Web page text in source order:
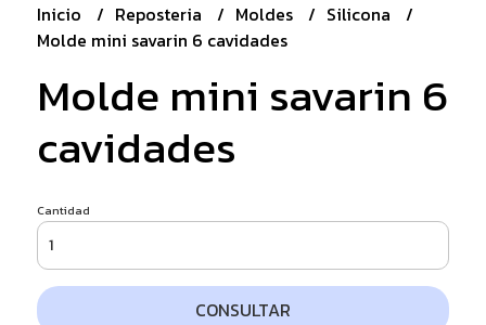
Inicio Reposteria Moldes
Silicona
Molde mini savarin 6 cavidades
Molde mini savarin 6
cavidades
Cantidad
CONSULTAR